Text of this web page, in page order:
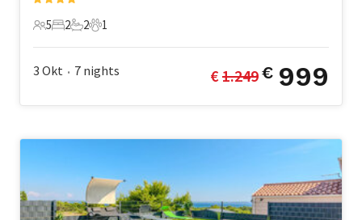
5 Gäste
5
2 Schlafzimmer
2
2 Badezimmer
2
1 Haustier
1
3 Okt • 7 nights € 1.249€ 999